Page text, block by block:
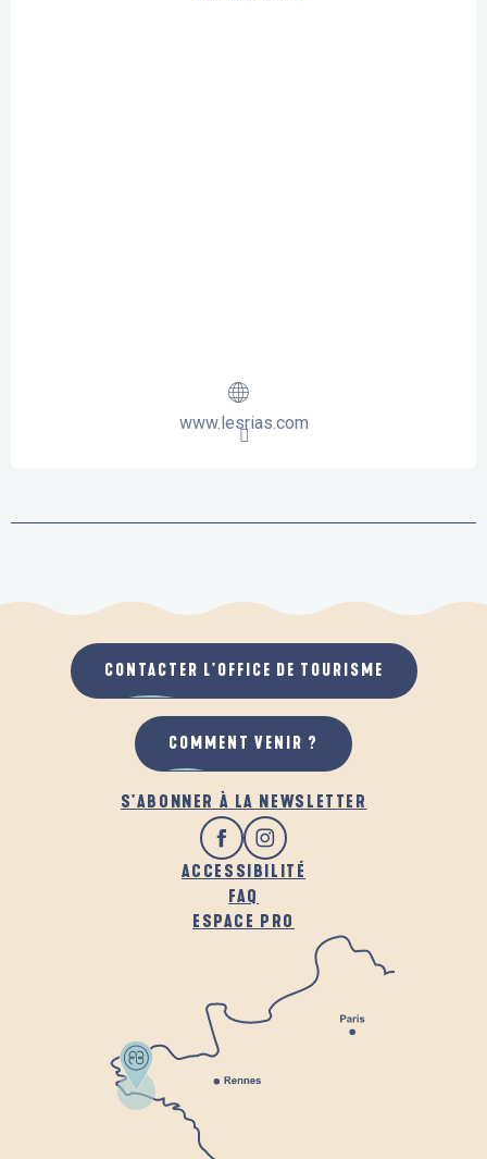
www.lesrias.com
S'ABONNER À LA NEWSLETTER
ACCESSIBILITÉ
FAQ
ESPACE PRO
CONTACTER L'OFFICE DE TOURISME
COMMENT VENIR ?